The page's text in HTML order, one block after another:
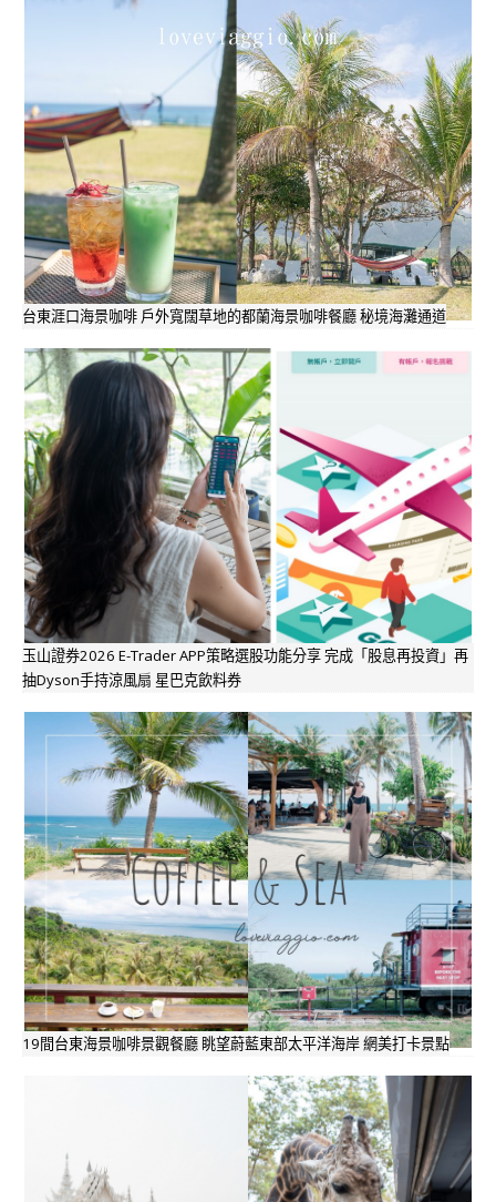
台東涯口海景咖啡 戶外寬闊草地的都蘭海景咖啡餐廳 秘境海灘通道
玉山證券2026 E-Trader APP策略選股功能分享 完成「股息再投資」再
抽Dyson手持涼風扇 星巴克飲料券
19間台東海景咖啡景觀餐廳 眺望蔚藍東部太平洋海岸 網美打卡景點